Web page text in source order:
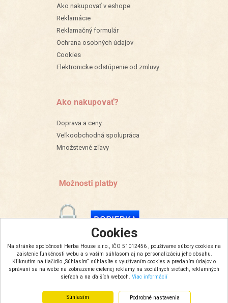
Cookies
Na stránke spoločnosti Herba House s.r.o., IČO 51012456 , používame súbory cookies na
zaistenie funkčnosti webu a s vaším súhlasom aj na personalizáciu jeho obsahu.
Kliknutím na tlačidlo „Súhlasím“ súhlasíte s využívaním cookies a predaním údajov o
správaní sa na webe na zobrazenie cielenej reklamy na sociálnych sieťach, reklamných
sieťach a na ďalších weboch. Viac informácií
Súhlasím Podrobné nastavenia
Ako nakupovať v eshope
Reklamácie
Reklamačný formulár
Ochrana osobných údajov
Cookies
Elektronicke odstúpenie od zmluvy
Ako nakupovať?
Doprava a ceny
Veľkoobchodná spolupráca
Množstevné zľavy